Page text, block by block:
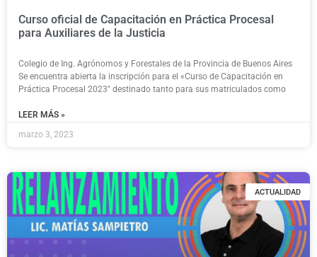
Curso oficial de Capacitación en Práctica Procesal
para Auxiliares de la Justicia
Colegio de Ing. Agrónomos y Forestales de la Provincia de Buenos Aires
Se encuentra abierta la inscripción para el «Curso de Capacitación en
Práctica Procesal 2023″ destinado tanto para sus matriculados como
LEER MÁS »
marzo 3, 2023
ACTUALIDAD